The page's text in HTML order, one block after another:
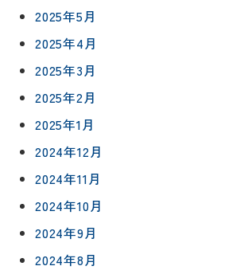
2025年5月
2025年4月
2025年3月
2025年2月
2025年1月
2024年12月
2024年11月
2024年10月
2024年9月
2024年8月